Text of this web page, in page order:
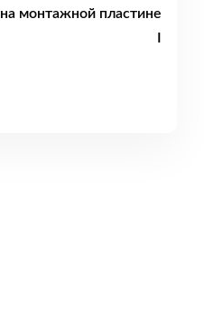
на монтажной пластине
I